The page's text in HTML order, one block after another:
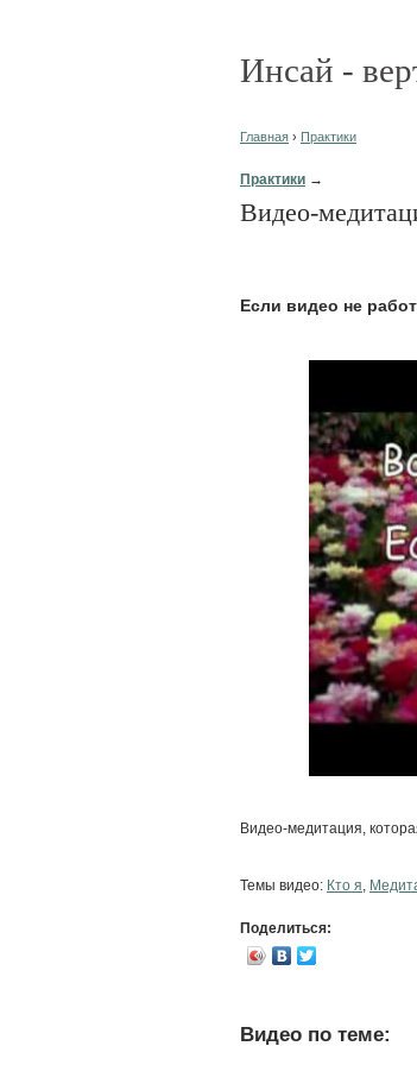
Инсай -
Главная › Практики
Практики →
Видео-
Eсли видео не
Видео-медитация,
Темы видео: Кто я
Поделиться:
Видео по теме: